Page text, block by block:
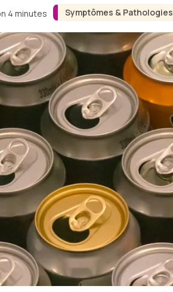
Symptômes & Pathologies
4 minutes